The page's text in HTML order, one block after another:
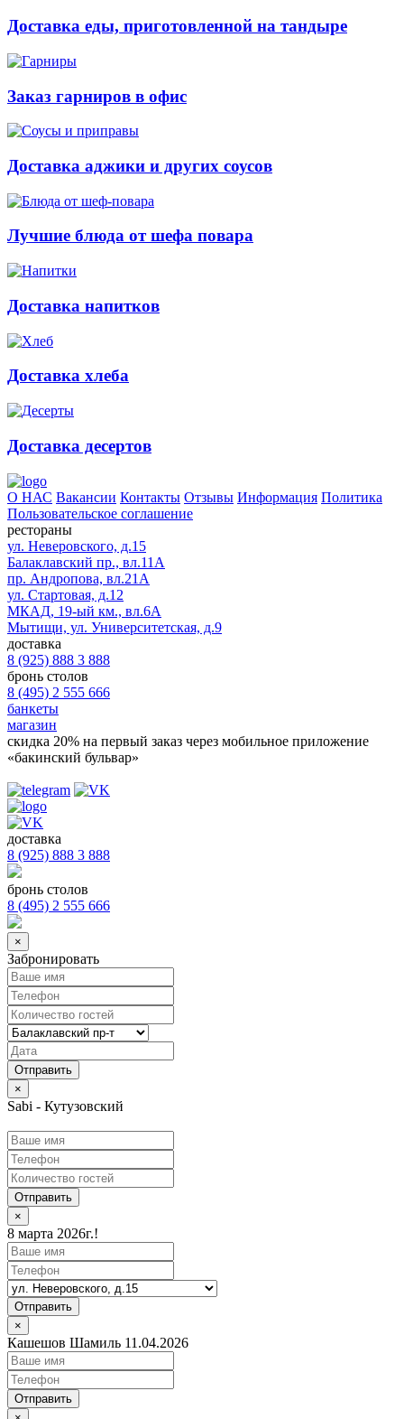
Доставка еды, приготовленной на тандыре
Заказ гарниров в офис
Доставка аджики и других соусов
Лучшие блюда от шефа повара
Доставка напитков
Доставка хлеба
Доставка десертов
О НАС Вакансии Контакты Отзывы Информация Политика
Пользовательское соглашение
рестораны
ул. Неверовского, д.15
Балаклавский пр., вл.11А
пр. Андропова, вл.21А
ул. Стартовая, д.12
МКАД, 19-ый км., вл.6А
Мытищи, ул. Университетская, д.9
доставка
8 (925) 888 3 888
бронь столов
8 (495) 2 555 666
банкеты
магазин
скидка 20% на первый заказ через мобильное приложение
«бакинский бульвар»
доставка
8 (925) 888 3 888
бронь столов
8 (495) 2 555 666
×
Забронировать
×
Sabi - Кутузовский
Отправить
×
8 марта 2026г.!
Отправить
×
Кашешов Шамиль 11.04.2026
Отправить